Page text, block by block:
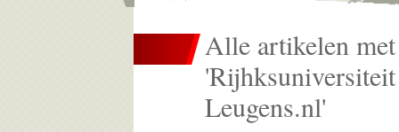
Alle artikelen
Leugens.nl'